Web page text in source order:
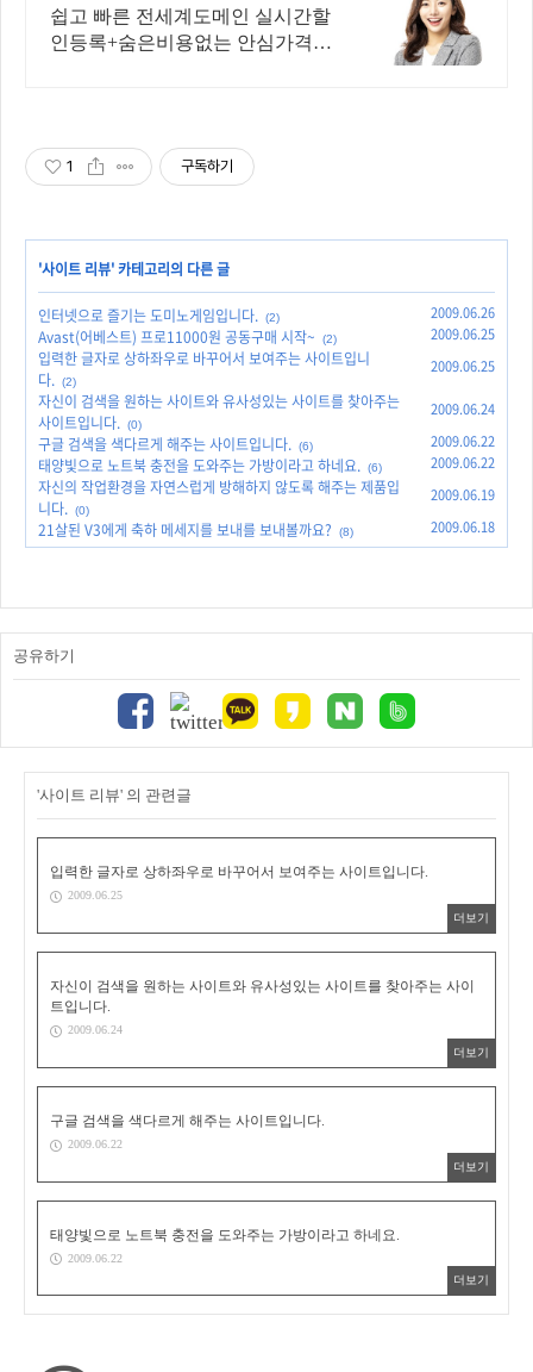
닷컴 관리기업
쉽고 빠른 전세계도메인 실시간할
인등록+숨은비용없는 안심가격
1 구독하기
'사이트 리뷰' 카테고리의 다른 글
인터넷으로 즐기는 도미노게임입니다. (2) 2009.06.26
Avast(어베스트) 프로11000원 공동구매 시작~ (2) 2009.06.25
입력한 글자로 상하좌우로 바꾸어서 보여주는 사이트입니
다. (2)
2009.06.25
자신이 검색을 원하는 사이트와 유사성있는 사이트를 찾아주는
사이트입니다. (0)
2009.06.24
구글 검색을 색다르게 해주는 사이트입니다. (6) 2009.06.22
태양빛으로 노트북 충전을 도와주는 가방이라고 하네요. (6) 2009.06.22
자신의 작업환경을 자연스럽게 방해하지 않도록 해주는 제품입
니다. (0)
2009.06.19
21살된 V3에게 축하 메세지를 보내를 보내볼까요? (8) 2009.06.18
공유하기
'사이트 리뷰' 의 관련글
입력한 글자로 상하좌우로 바꾸어서 보여주는 사이트입니다.
2009.06.25
더보기
자신이 검색을 원하는 사이트와 유사성있는 사이트를 찾아주는 사이
트입니다.
2009.06.24
더보기
구글 검색을 색다르게 해주는 사이트입니다.
2009.06.22
더보기
태양빛으로 노트북 충전을 도와주는 가방이라고 하네요.
2009.06.22
더보기